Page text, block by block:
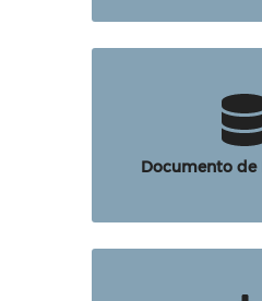
Documento de